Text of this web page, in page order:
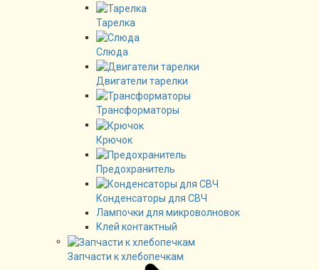
Тарелка
Слюда
Двигатели тарелки
Трансформаторы
Крючок
Предохранитель
Конденсаторы для СВЧ
Лампочки для микроволновок
Клей контактный
Запчасти к хлебопечкам